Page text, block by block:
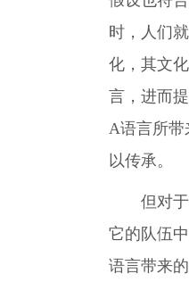
时，人们
化，其文
言，进而
A语言所
以传承。
但对
它的队伍
语言带来